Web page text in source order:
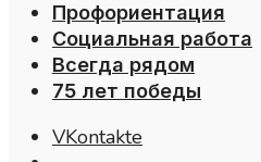
Профориентация
Социальная работа
Всегда рядом
75 лет победы
VKontakte